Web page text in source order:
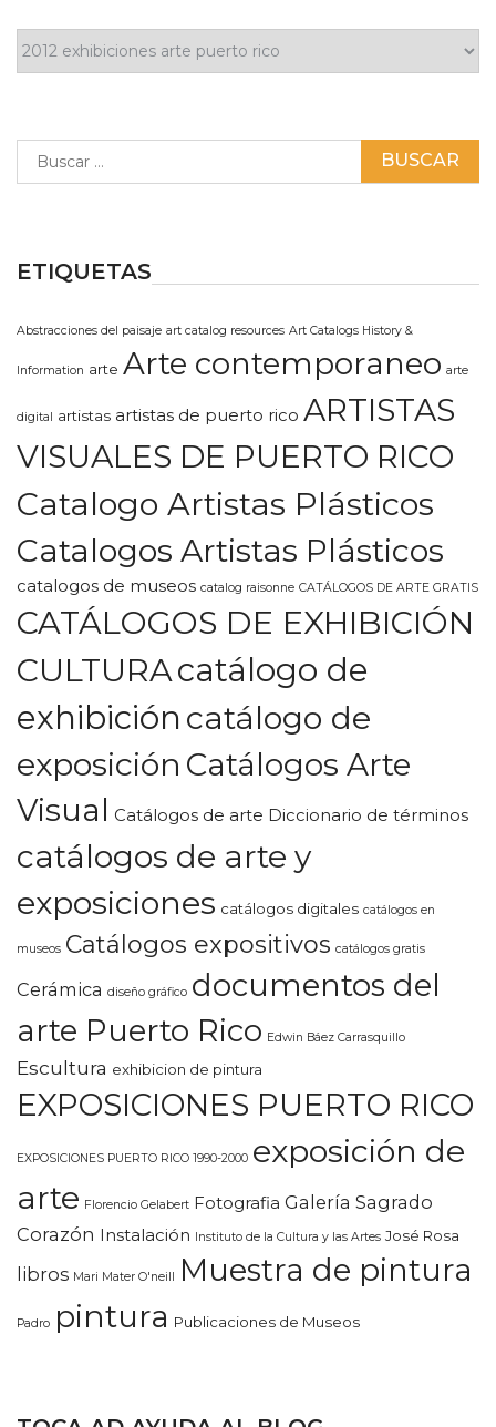
ETIQUETAS
Abstracciones del paisaje art catalog resources Art Catalogs History &
Information arte Arte contemporaneo arte
digital artistas artistas de puerto rico ARTISTAS
VISUALES DE PUERTO RICO
Catalogo Artistas Plásticos
Catalogos Artistas Plásticos
catalogos de museos catalog raisonne CATÁLOGOS DE ARTE GRATIS
CATÁLOGOS DE EXHIBICIÓN
CULTURAcatálogo de
exhibición catálogo de
exposición Catálogos Arte
Visual Catálogos de arte Diccionario de términos
catálogos de arte y
exposiciones catálogos digitales catálogos en
museos Catálogos expositivos catálogos gratis
Cerámica diseño gráfico documentos del
arte Puerto Rico Edwin Báez Carrasquillo
Escultura exhibicion de pintura
EXPOSICIONES PUERTO RICO
EXPOSICIONES PUERTO RICO 1990-2000 exposición de
arte Florencio Gelabert Fotografia Galería Sagrado
Corazón
Instalación Instituto de la Cultura y las Artes José Rosa
libros Mari Mater O'neill Muestra de pintura
Padro pintura Publicaciones de Museos